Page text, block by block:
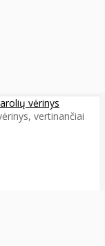
vėrinys
vertinančiai